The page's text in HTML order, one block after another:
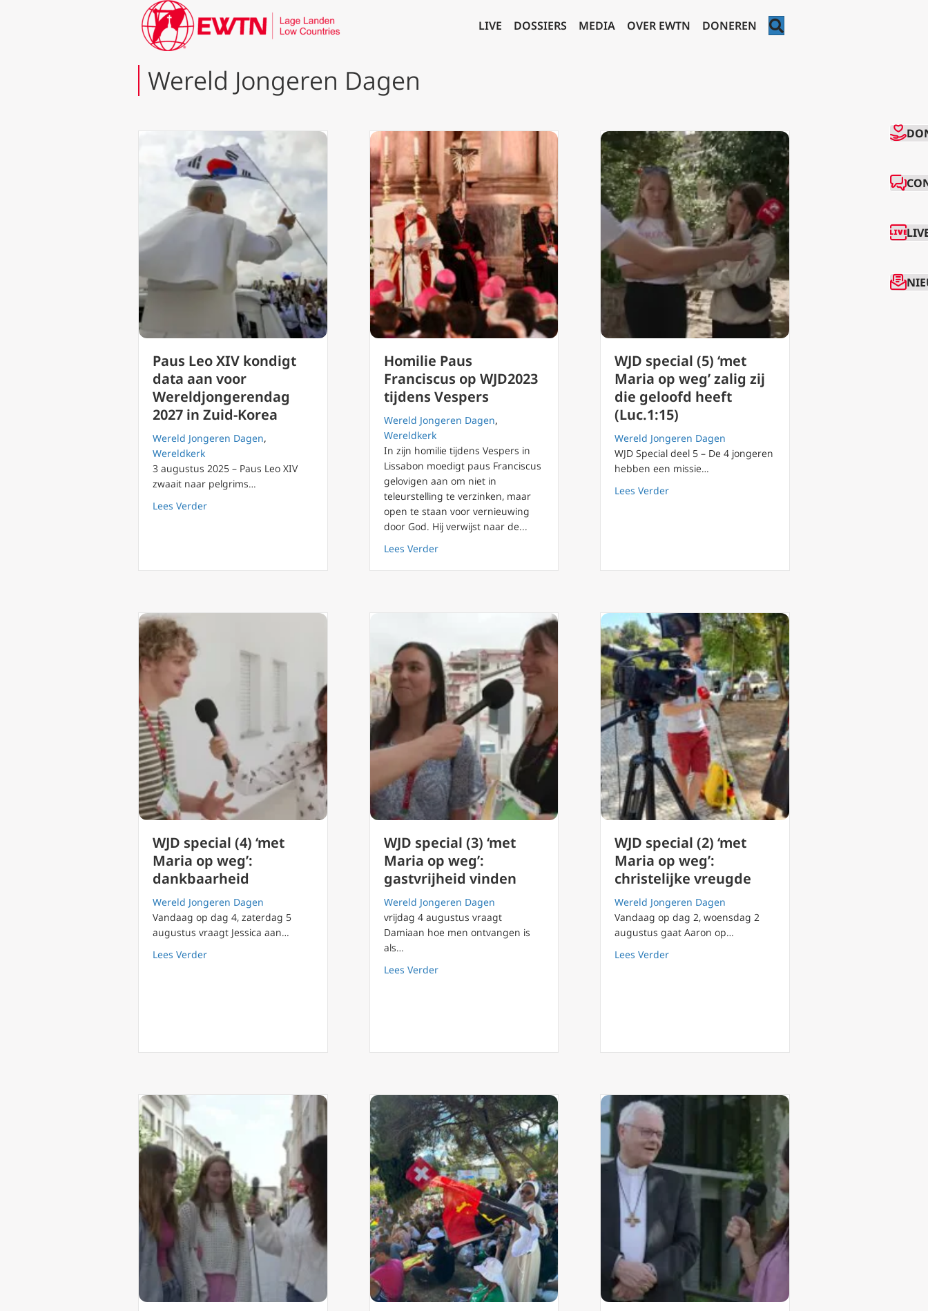
LIVE DOSSIERS MEDIA OVER EWTN DONEREN
Wereld Jongeren Dagen
Paus Leo XIV kondigt
data aan voor
Wereldjongerendag
2027 in Zuid-Korea
Wereld Jongeren Dagen,
Wereldkerk
3 augustus 2025 – Paus Leo XIV
zwaait naar pelgrims…
Lees Verderabout Paus Leo XIV kondigt data aan voor Wereldjongerendag 2027 in Zuid-Korea
Homilie Paus
Franciscus op WJD2023
tijdens Vespers
Wereld Jongeren Dagen,
Wereldkerk
In zijn homilie tijdens Vespers in
Lissabon moedigt paus Franciscus
gelovigen aan om niet in
teleurstelling te verzinken, maar
open te staan voor vernieuwing
door God. Hij verwijst naar de...
Lees Verderabout Homilie Paus Franciscus op WJD2023 tijdens Vespers
WJD special (5) ‘met
Maria op weg’ zalig zij
die geloofd heeft
(Luc.1:15)
Wereld Jongeren Dagen
WJD Special deel 5 – De 4 jongeren
hebben een missie…
Lees Verderabout WJD special (5) ‘met Maria op weg’ zalig zij die
WJD special (4) ‘met
Maria op weg’:
dankbaarheid
Wereld Jongeren Dagen
Vandaag op dag 4, zaterdag 5
augustus vraagt Jessica aan…
Lees Verderabout WJD special (4) ‘met Maria op weg’: dankbaarheid
WJD special (3) ‘met
Maria op weg’:
gastvrijheid vinden
Wereld Jongeren Dagen
vrijdag 4 augustus vraagt
Damiaan hoe men ontvangen is
als…
Lees Verderabout WJD special (3) ‘met Maria op weg’: gastvrijheid vinden
WJD special (2) ‘met
Maria op weg’:
christelijke vreugde
Wereld Jongeren Dagen
Vandaag op dag 2, woensdag 2
augustus gaat Aaron op…
Lees Verderabout WJD special (2) ‘met Maria op weg’: christelijke